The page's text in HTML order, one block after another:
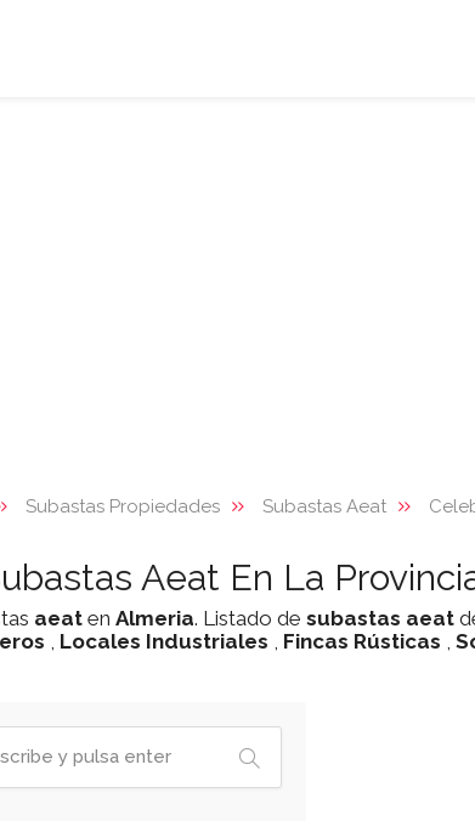
Subastas Propiedades Subastas Aeat
Aeat En La
aeat en Almeria. Listado de subastas aeat
, Locales Industriales , Fincas Rústicas ,